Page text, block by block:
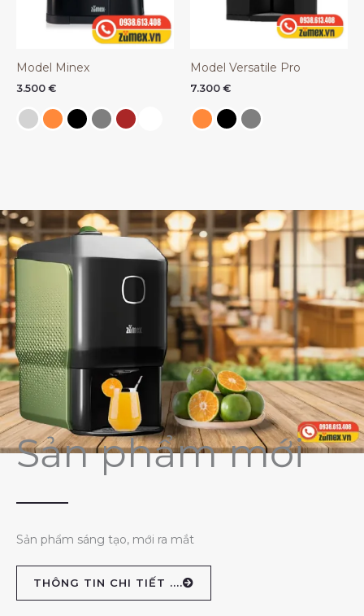
Model Minex
3.500 €
Model Versatile Pro
7.300 €
Sản phẩm mới
Sản phẩm sáng tạo, mới ra mắt
THÔNG TIN CHI TIẾT ....